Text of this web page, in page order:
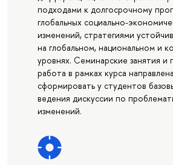
подходами к долгосрочному
глобальных социально-
изменений, стратегиями
на глобальном, национальном и
уровнях. Семинарские занятия и
работа в рамках курса
сформировать у студентов
ведения дискуссии по
изменений.